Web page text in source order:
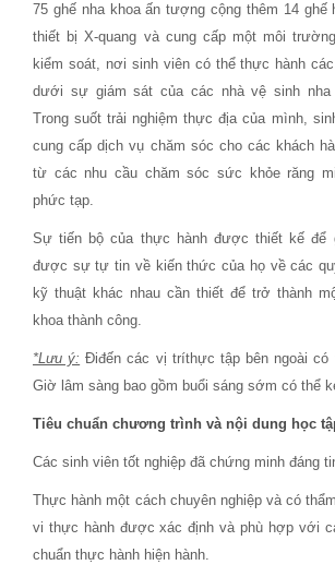
75 ghế nha khoa ấn tượng cộng thêm 14 ghế
thiết bị X-quang và cung cấp một môi
kiểm soát, nơi sinh viên có thể thực hành
dưới sự giám sát của các nhà vệ sinh nha
Trong suốt trải nghiệm thực địa của mình,
cung cấp dịch vụ chăm sóc cho các khách
từ các nhu cầu chăm sóc sức khỏe răng
phức tạp.
Sự tiến bộ của thực hành được thiết kế để
được sự tự tin về kiến ​​thức của họ về các
kỹ thuật khác nhau cần thiết để trở thành
khoa thành công.
*Lưu ý: Điđến các vị tríthực tập bên ngoài
Giờ lâm sàng bao gồm buổi sáng sớm có thể
Tiêu chuẩn chương trình và nội dung học
Các sinh viên tốt nghiệp đã chứng minh đáng
Thực hành một cách chuyên nghiệp và có
vi thực hành được xác định và phù hợp với
chuẩn thực hành hiện hành.